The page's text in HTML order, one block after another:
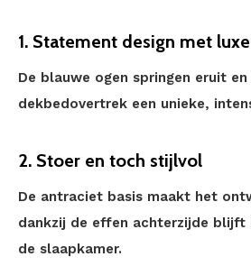
1. Statement design met
De blauwe ogen springen eruit
dekbedovertrek een unieke,
2. Stoer en toch stijlvol
De antraciet basis maakt het
dankzij de effen achterzijde blijft
de slaapkamer.